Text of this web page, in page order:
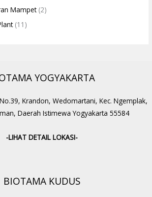
Mampet(2)
(11)
YOGYAKARTA
Krandon, Wedomartani, Kec. Ngemplak,
Daerah Istimewa Yogyakarta 55584
-LIHAT DETAIL LOKASI-
BIOTAMA KUDUS